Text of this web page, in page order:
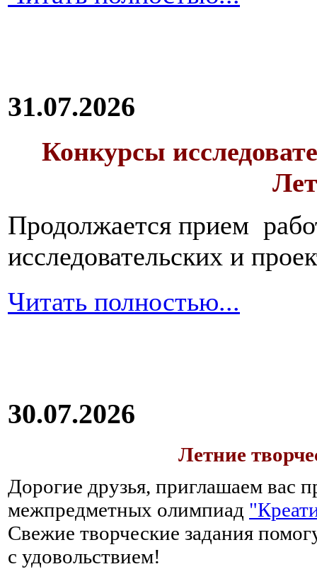
31.07.2026
Конкурсы
Продолжается прием
исследовательских и
Читать полностью...
30.07.2026
Летние
Дорогие друзья, приглашаем вас
межпредметных олимпиад
Свежие творческие задания
с удовольствием!